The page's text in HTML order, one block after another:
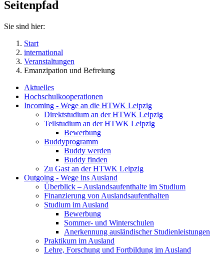
Seitenpfad
Sie sind hier:
Start
international
Veranstaltungen
Emanzipation und Befreiung
Aktuelles
Hochschulkooperationen
Incoming - Wege an die HTWK Leipzig
Direktstudium an der HTWK Leipzig
Teilstudium an der HTWK Leipzig
Bewerbung
Buddyprogramm
Buddy werden
Buddy finden
Zu Gast an der HTWK Leipzig
Outgoing - Wege ins Ausland
Überblick – Auslandsaufenthalte im Studium
Finanzierung von Auslandsaufenthalten
Studium im Ausland
Bewerbung
Sommer- und Winterschulen
Anerkennung ausländischer Studienleistungen
Praktikum im Ausland
Lehre, Forschung und Fortbildung im Ausland